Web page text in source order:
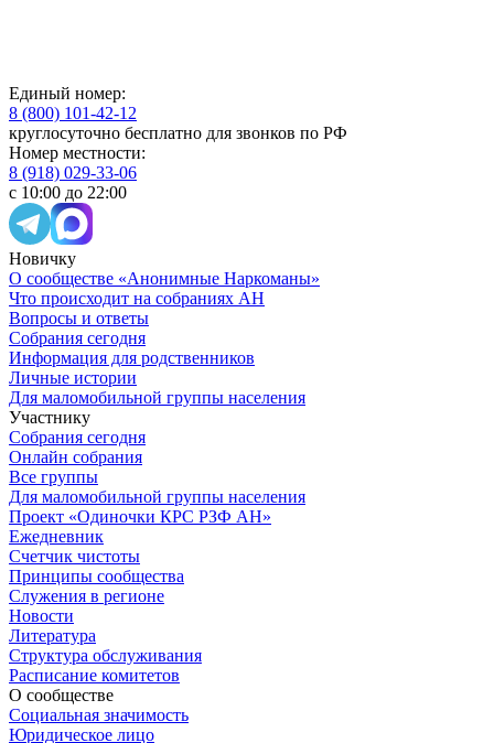
Единый номер:
8 (800) 101-42-12
круглосуточно бесплатно для звонков по РФ
Номер местности:
8 (918) 029-33-06
с 10:00 до 22:00
Новичку
О сообществе «Анонимные Наркоманы»
Что происходит на собраниях АН
Вопросы и ответы
Собрания сегодня
Информация для родственников
Личные истории
Для маломобильной группы населения
Участнику
Собрания сегодня
Онлайн собрания
Все группы
Для маломобильной группы населения
Проект «Одиночки КРС РЗФ АН»
Ежедневник
Счетчик чистоты
Принципы сообщества
Служения в регионе
Новости
Литература
Структура обслуживания
Расписание комитетов
О сообществе
Социальная значимость
Юридическое лицо